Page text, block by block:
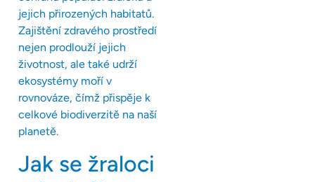
jejich přirozených habitatů.
Zajištění zdravého prostředí
nejen prodlouží jejich
životnost, ale také udrží
ekosystémy moří v
rovnováze, čímž přispěje k
celkové biodiverzitě na naší
planetě.
Jak se žraloci